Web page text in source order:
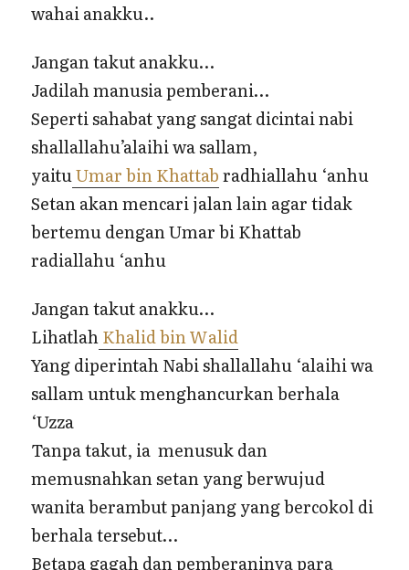
wahai anakku..
Jangan takut anakku…
Jadilah manusia pemberani…
Seperti sahabat yang sangat dicintai nabi
shallallahu’alaihi wa sallam,
yaituUmar bin Khattabradhiallahu ‘anhu
Setan akan mencari jalan lain agar tidak
bertemu dengan Umar bi Khattab
radiallahu ‘anhu
Jangan takut anakku…
LihatlahKhalid bin Walid
Yang diperintah Nabi shallallahu ‘alaihi wa
sallam untuk menghancurkan berhala
‘Uzza
Tanpa takut, ia menusuk dan
memusnahkan setan yang berwujud
wanita berambut panjang yang bercokol di
berhala tersebut…
Betapa gagah dan pemberaninya para